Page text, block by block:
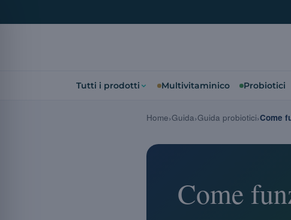
Tutti i prodotti Multivitaminico Probiotici
Come
Home Guida Guida probiotici Come